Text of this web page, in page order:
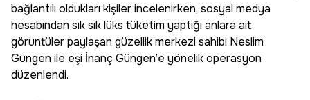
bağlantılı oldukları kişiler incelenirken, sosyal medya
hesabından sık sık lüks tüketim yaptığı anlara ait
görüntüler paylaşan güzellik merkezi sahibi Neslim
Güngen ile eşi İnanç Güngen’e yönelik operasyon
düzenlendi.